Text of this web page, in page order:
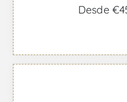
Desde